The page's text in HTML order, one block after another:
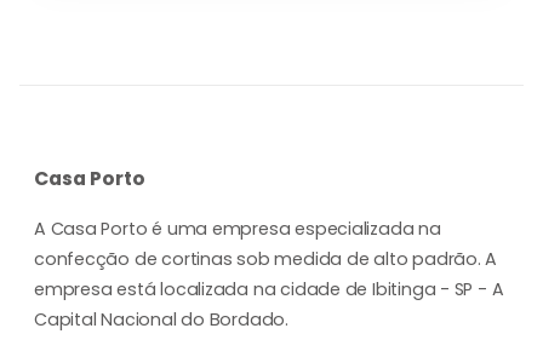
Casa Porto
A Casa Porto é uma empresa especializada na
confecção de cortinas sob medida de alto padrão. A
empresa está localizada na cidade de Ibitinga - SP - A
Capital Nacional do Bordado.